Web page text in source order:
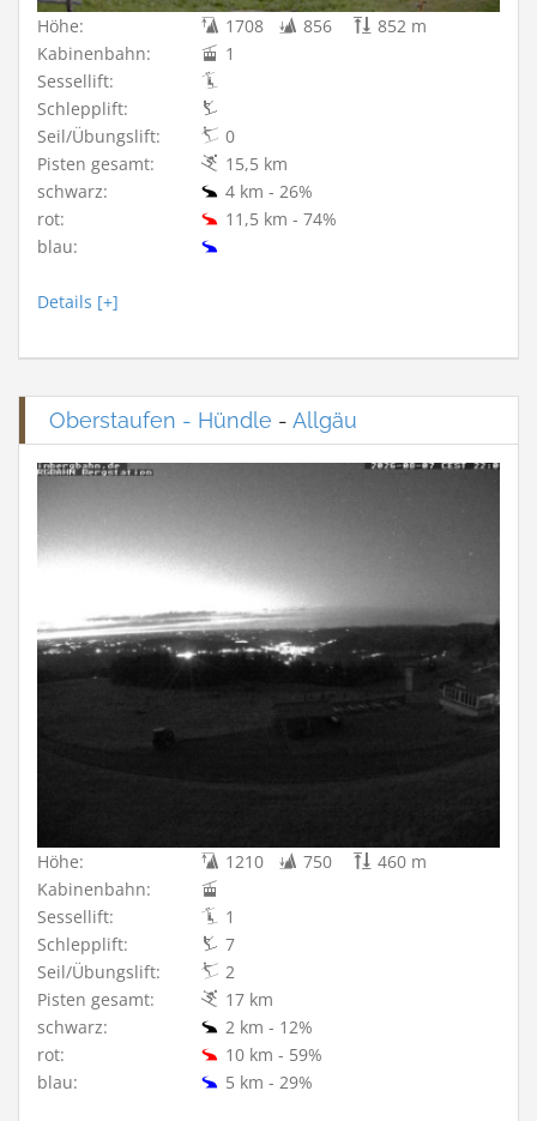
Höhe: 1708 856
852 m
Kabinenbahn:
1
Sessellift:
Schlepplift:
Seil/Übungslift:
0
Pisten gesamt:
15,5 km
schwarz:
4 km - 26%
rot:
11,5 km - 74%
blau:
Details [+]
Oberstaufen - Hündle - Allgäu
Höhe: 1210 750
460 m
Kabinenbahn:
Sessellift:
1
Schlepplift:
7
Seil/Übungslift:
2
Pisten gesamt:
17 km
schwarz:
2 km - 12%
rot:
10 km - 59%
blau:
5 km - 29%